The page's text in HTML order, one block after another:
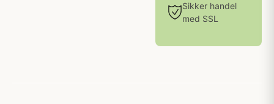
Sikker handel
med SSL